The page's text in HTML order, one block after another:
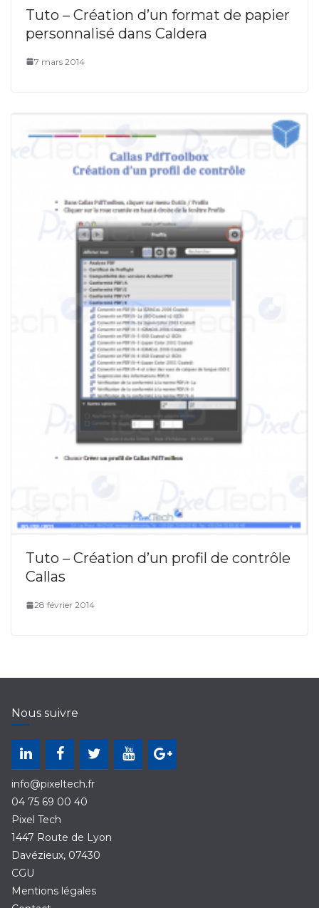
Tuto – Création d’un format de papier
personnalisé dans Caldera
7 mars 2014
Tuto – Création d’un profil de contrôle
Callas
28 février 2014
Nous suivre
info@pixeltech.fr
04 75 69 00 40
Pixel Tech
1447 Route de Lyon
Davézieux, 07430
CGU
Mentions légales